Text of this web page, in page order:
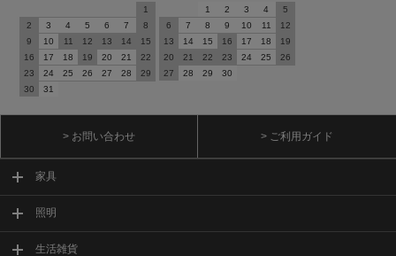
1
2
3 4 5 6 7
8
9
10 11 12 13 14
15
16
17 18 19 20 21
22
23
24 25 26 27 28
29
30
31
1
2 3 4
5
6
7 8 9 10 11
12
13
14 15 16 17 18
19
20
21 22 23 24 25
26
27
28 29 30
> お問い合わせ > ご利用ガイド
家具
照明
生活雑貨